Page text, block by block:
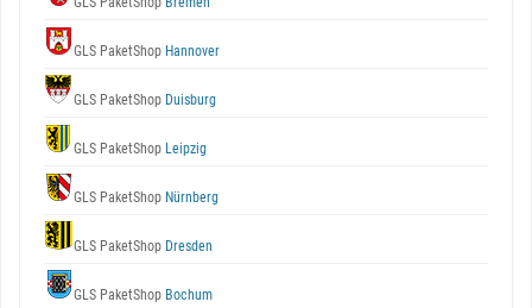
GLS PaketShop Hannover
GLS PaketShop Duisburg
GLS PaketShop Leipzig
GLS PaketShop Nürnberg
GLS PaketShop Dresden
GLS PaketShop Bochum